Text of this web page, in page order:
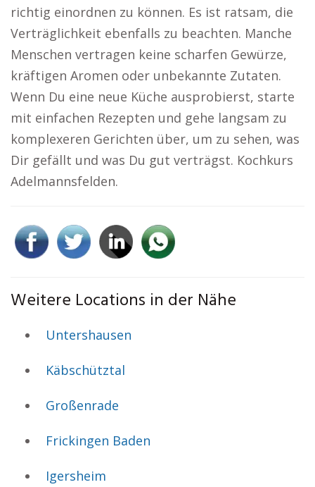
richtig einordnen zu können. Es ist ratsam, die
Verträglichkeit ebenfalls zu beachten. Manche
Menschen vertragen keine scharfen Gewürze,
kräftigen Aromen oder unbekannte Zutaten.
Wenn Du eine neue Küche ausprobierst, starte
mit einfachen Rezepten und gehe langsam zu
komplexeren Gerichten über, um zu sehen, was
Dir gefällt und was Du gut verträgst. Kochkurs
Adelmannsfelden.
Weitere Locations in der Nähe
Untershausen
Käbschütztal
Großenrade
Frickingen Baden
Igersheim